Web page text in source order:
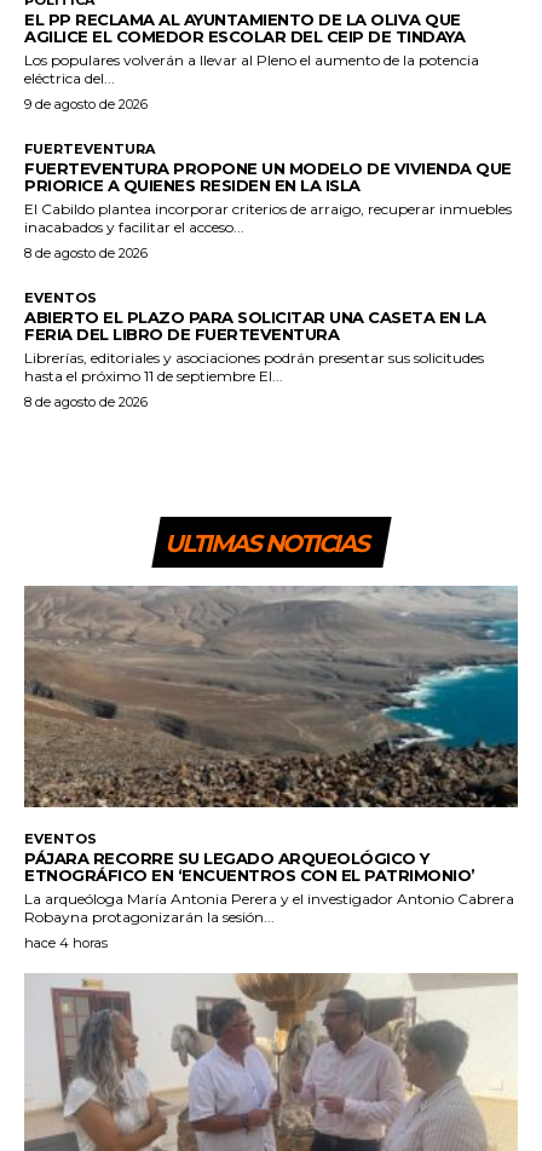
EL PP RECLAMA AL AYUNTAMIENTO DE LA OLIVA QUE
AGILICE EL COMEDOR ESCOLAR DEL CEIP DE TINDAYA
Los populares volverán a llevar al Pleno el aumento de la potencia
eléctrica del...
9 de agosto de 2026
FUERTEVENTURA
FUERTEVENTURA PROPONE UN MODELO DE VIVIENDA QUE
PRIORICE A QUIENES RESIDEN EN LA ISLA
El Cabildo plantea incorporar criterios de arraigo, recuperar inmuebles
inacabados y facilitar el acceso...
8 de agosto de 2026
EVENTOS
ABIERTO EL PLAZO PARA SOLICITAR UNA CASETA EN LA
FERIA DEL LIBRO DE FUERTEVENTURA
Librerías, editoriales y asociaciones podrán presentar sus solicitudes
hasta el próximo 11 de septiembre El...
8 de agosto de 2026
ULTIMAS NOTICIAS
EVENTOS
PÁJARA RECORRE SU LEGADO ARQUEOLÓGICO Y
ETNOGRÁFICO EN ‘ENCUENTROS CON EL PATRIMONIO’
La arqueóloga María Antonia Perera y el investigador Antonio Cabrera
Robayna protagonizarán la sesión...
hace 4 horas